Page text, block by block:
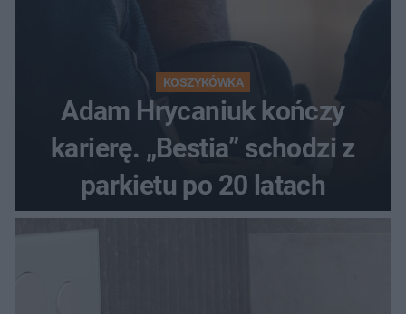
KOSZYKÓWKA
Adam Hrycaniuk kończy
karierę. „Bestia” schodzi z
parkietu po 20 latach